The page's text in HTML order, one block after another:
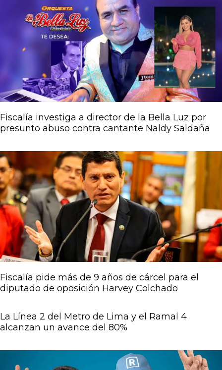
Fiscalía investiga a director de la Bella Luz por
presunto abuso contra cantante Naldy Saldaña
Fiscalía pide más de 9 años de cárcel para el
diputado de oposición Harvey Colchado
La Línea 2 del Metro de Lima y el Ramal 4
alcanzan un avance del 80%
PáginaPágina
Página
Página
Página